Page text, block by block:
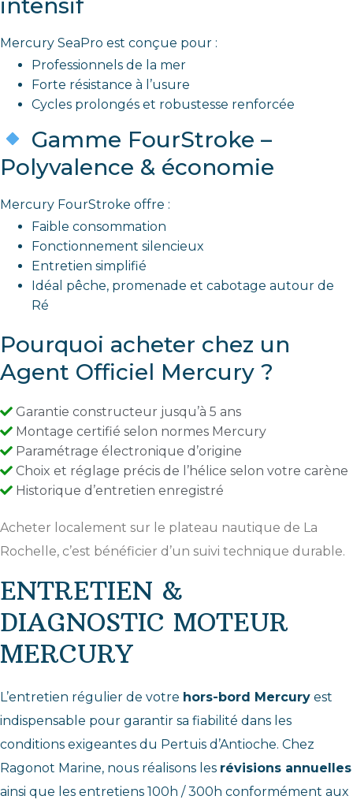
intensif
Mercury SeaPro est conçue pour :
Professionnels de la mer
Forte résistance à l’usure
Cycles prolongés et robustesse renforcée
Gamme FourStroke –
Polyvalence & économie
Mercury FourStroke offre :
Faible consommation
Fonctionnement silencieux
Entretien simplifié
Idéal pêche, promenade et cabotage autour de
Ré
Pourquoi acheter chez un
Agent Officiel Mercury ?
Garantie constructeur jusqu’à 5 ans
Montage certifié selon normes Mercury
Paramétrage électronique d’origine
Choix et réglage précis de l’hélice selon votre carène
Historique d’entretien enregistré
Acheter localement sur le plateau nautique de La
Rochelle, c’est bénéficier d’un suivi technique durable.
ENTRETIEN &
DIAGNOSTIC MOTEUR
MERCURY
L’entretien régulier de votre hors-bord Mercury est
indispensable pour garantir sa fiabilité dans les
conditions exigeantes du Pertuis d’Antioche. Chez
Ragonot Marine, nous réalisons les révisions annuelles
ainsi que les entretiens 100h / 300h conformément aux